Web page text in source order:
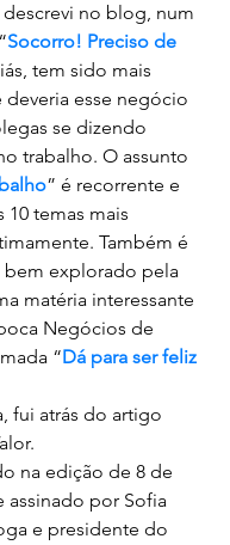
no blog, num
Socorro! Preciso de
tem sido mais
esse negócio
se dizendo
trabalho. O assunto
” é recorrente e
10 temas mais
Também é
explorado pela
matéria interessante
Negócios de
“Dá para ser feliz
fui atrás do artigo
na edição de 8 de
assinado por Sofia
e presidente do